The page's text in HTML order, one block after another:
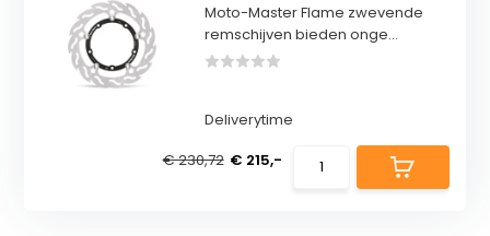
Moto-Master Flame zwevende
remschijven bieden onge...
Deliverytime
€ 230,72 € 215,-